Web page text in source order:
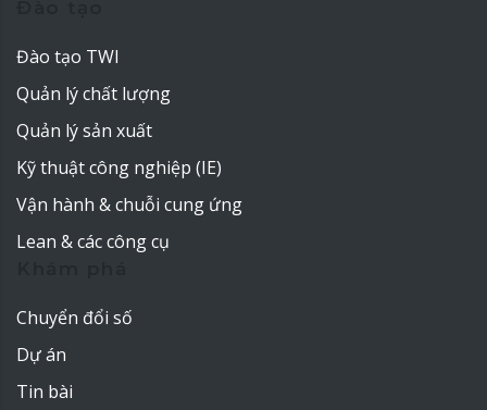
Đào tạo TWI
Quản lý chất lượng
Quản lý sản xuất
Kỹ thuật công nghiệp (IE)
Vận hành & chuỗi cung ứng
Lean & các công cụ
Chuyển đổi số
Dự án
Tin bài